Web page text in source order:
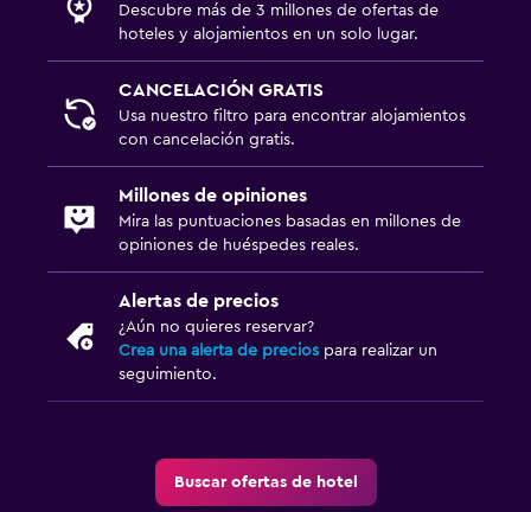
Descubre más de 3 millones de ofertas de
hoteles y alojamientos en un solo lugar.
CANCELACIÓN GRATIS
Usa nuestro filtro para encontrar alojamientos
con cancelación gratis.
Millones de opiniones
Mira las puntuaciones basadas en millones de
opiniones de huéspedes reales.
Alertas de precios
¿Aún no quieres reservar?
Crea una alerta de precios para realizar un
seguimiento.
Buscar ofertas de hotel